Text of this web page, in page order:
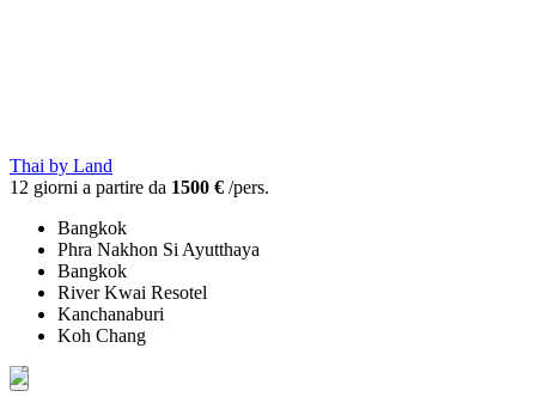
Thai by Land
12 giorni a partire da 1500 € /pers.
Bangkok
Phra Nakhon Si Ayutthaya
Bangkok
River Kwai Resotel
Kanchanaburi
Koh Chang